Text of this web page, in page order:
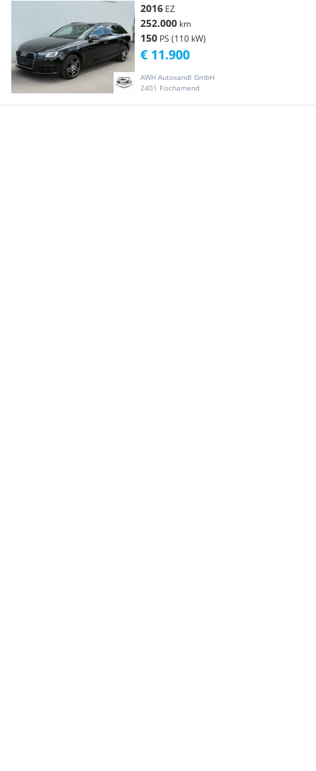
2016 EZ
252.000 km
150 PS (110 kW)
AWH Autoxandl GmbH
2401 Fischamend
€ 11.900